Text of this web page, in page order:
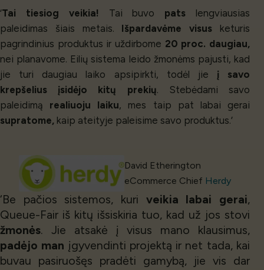
‘Tai tiesiog veikia! Tai buvo pats lengviausias
paleidimas šiais metais. Išpardavėme visus keturis
pagrindinius produktus ir uždirbome 20 proc. daugiau,
nei planavome. Eilių sistema leido žmonėms pajusti, kad
jie turi daugiau laiko apsipirkti, todėl jie į savo
krepšelius įsidėjo kitų prekių. Stebėdami savo
paleidimą realiuoju laiku, mes taip pat labai gerai
supratome, kaip ateityje paleisime savo produktus.’
David Etherington
eCommerce Chief Herdy
‘Be pačios sistemos, kuri veikia labai gerai,
Queue-Fair iš kitų išsiskiria tuo, kad už jos stovi
žmonės. Jie atsakė į visus mano klausimus,
padėjo man įgyvendinti projektą ir net tada, kai
buvau pasiruošęs pradėti gamybą, jie vis dar